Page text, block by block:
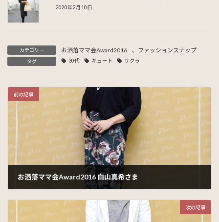
2020年2月10日
カテゴリー お洒落ママ会Award2016 、 ファッションスナップ
タグ 30代 キュート サクラ
前の記事
お洒落ママ会Award2016 白山真希さま
次の記事